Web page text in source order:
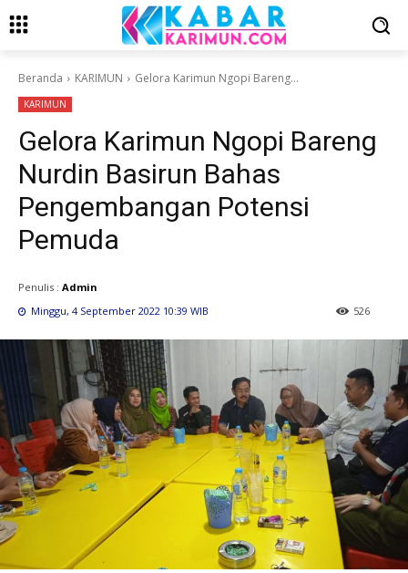
Beranda KARIMUN Gelora Karimun Ngopi Bareng...
KARIMUN
Gelora Karimun Ngopi Bareng
Nurdin Basirun Bahas
Pengembangan Potensi
Pemuda
Penulis : Admin
Minggu, 4 September 2022 10:39 WIB
526